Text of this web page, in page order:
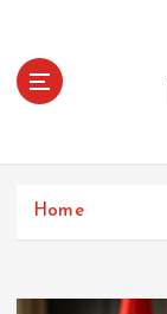
Home